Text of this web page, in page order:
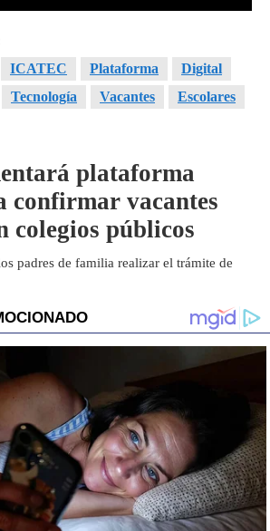
ICATEC Plataforma
Digital
Tecnología Vacantes
Escolares
plataforma
confirmar vacantes
colegios públicos
padres de familia realizar el trámite de